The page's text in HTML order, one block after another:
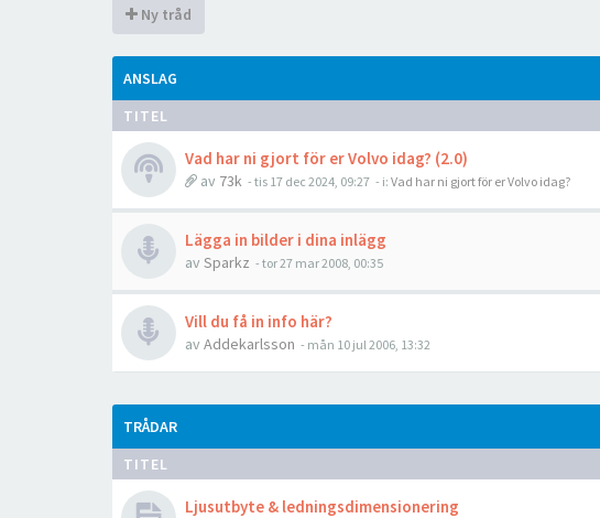
Ny tråd
ANSLAG
TITEL
Vad har ni gjort för er Volvo idag? (2.0)
av 73k - tis 17 dec 2024, 09:27 - i: Vad har ni gjort för er Volvo idag?
Lägga in bilder i dina inlägg
av Sparkz - tor 27 mar 2008, 00:35
Vill du få in info här?
av Addekarlsson - mån 10 jul 2006, 13:32
TRÅDAR
TITEL
Ljusutbyte & ledningsdimensionering